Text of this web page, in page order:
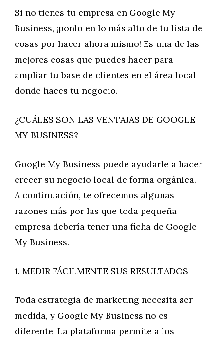
Si no tienes tu empresa en Google My
Business, ¡ponlo en lo más alto de tu lista de
cosas por hacer ahora mismo! Es una de las
mejores cosas que puedes hacer para
ampliar tu base de clientes en el área local
donde haces tu negocio.
¿CUÁLES SON LAS VENTAJAS DE GOOGLE
MY BUSINESS?
Google My Business puede ayudarle a hacer
crecer su negocio local de forma orgánica.
A continuación, te ofrecemos algunas
razones más por las que toda pequeña
empresa debería tener una ficha de Google
My Business.
1. MEDIR FÁCILMENTE SUS RESULTADOS
Toda estrategia de marketing necesita ser
medida, y Google My Business no es
diferente. La plataforma permite a los